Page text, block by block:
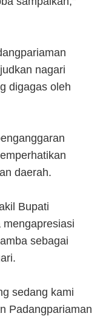
nagari
digagas oleh
daerah.
Bupati
mengapresiasi
sebagai
sedang kami
Padangpariaman